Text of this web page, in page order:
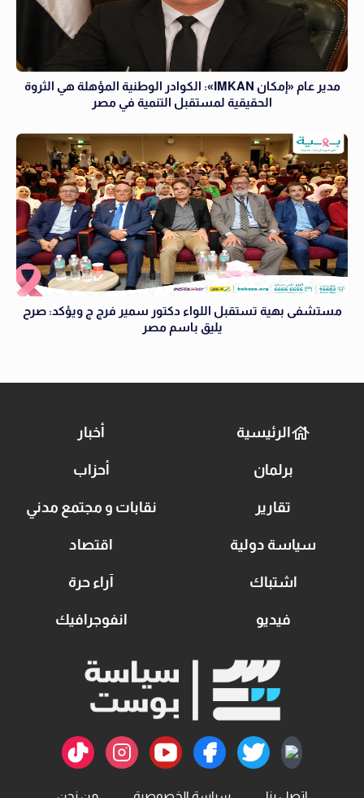
مدير عام «إمكان IMKAN»: الكوادر الوطنية المؤهلة هي الثروة
الحقيقية لمستقبل التنمية في مصر
مستشفى بهية تستقبل اللواء دكتور سمير فرج ج ويؤكد: صرح
يليق باسم مصر
الرئيسية أخبار
برلمان أحزاب
تقارير نقابات و مجتمع مدني
سياسة دولية اقتصاد
اشتباك آراء حرة
فيديو انفوجرافيك